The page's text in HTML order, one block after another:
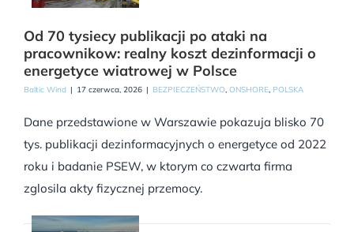
Od 70 tysiecy publikacji po ataki na
pracownikow: realny koszt dezinformacji o
energetyce wiatrowej w Polsce
Baltic Wind | 17 czerwca, 2026 | BEZPIECZEŃSTWO, ONSHORE, POLSKA
Dane przedstawione w Warszawie pokazuja blisko 70
tys. publikacji dezinformacyjnych o energetyce od 2022
roku i badanie PSEW, w ktorym co czwarta firma
zglosila akty fizycznej przemocy.